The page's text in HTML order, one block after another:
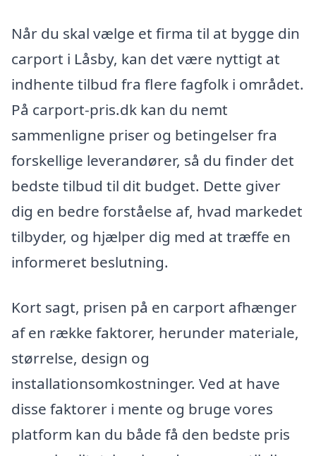
Når du skal vælge et firma til at bygge din
carport i Låsby, kan det være nyttigt at
indhente tilbud fra flere fagfolk i området.
På carport-pris.dk kan du nemt
sammenligne priser og betingelser fra
forskellige leverandører, så du finder det
bedste tilbud til dit budget. Dette giver
dig en bedre forståelse af, hvad markedet
tilbyder, og hjælper dig med at træffe en
informeret beslutning.
Kort sagt, prisen på en carport afhænger
af en række faktorer, herunder materiale,
størrelse, design og
installationsomkostninger. Ved at have
disse faktorer i mente og bruge vores
platform kan du både få den bedste pris